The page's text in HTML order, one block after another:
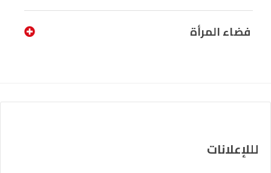
فضاء المرأة
لللإعلانات